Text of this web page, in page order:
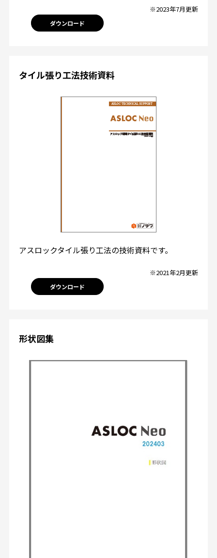
※2023年7月更新
ダウンロード
タイル張り工法技術資料
アスロックタイル張り工法の技術資料です。
※2021年2月更新
ダウンロード
形状図集